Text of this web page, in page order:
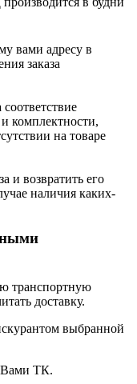
вами адресу в
заказа
комплектности,
на товаре
и возвратить его
наличия каких-
транспортную
доставку.
выбранной
Вами ТК.